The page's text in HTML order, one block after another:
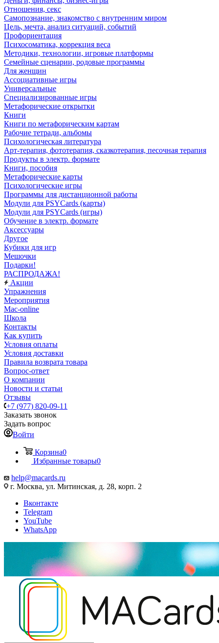
Отношения, секс
Самопознание, знакомство с внутренним миром
Цель, мечта, анализ ситуаций, событий
Профориентация
Психосоматика, коррекция веса
Методики, технологии, игровые платформы
Семейные сценарии, родовые программы
Для женщин
Ассоциативные игры
Универсальные
Специализированные игры
Метафорические открытки
Книги
Книги по метафорическим картам
Рабочие тетради, альбомы
Психологическая литература
Арт-терапия, фототерапия, сказкотерапия, песочная терапия
Продукты в электр. формате
Книги, пособия
Метафорические карты
Психологические игры
Программы для дистанционной работы
Модули для PSYCards (карты)
Модули для PSYCards (игры)
Обучение в электр. формате
Аксессуары
Другое
Кубики для игр
Мешочки
Подарки!
РАСПРОДАЖА!
Акции
Упражнения
Мероприятия
Mac-online
Школа
Контакты
Как купить
Условия оплаты
Условия доставки
Правила возврата товара
Вопрос-ответ
О компании
Новости и статьи
Отзывы
+7 (977) 820-09-11
Заказать звонок
Задать вопрос
Войти
Корзина0
Избранные товары0
help@macards.ru
г. Москва, ул. Митинская, д. 28, корп. 2
Вконтакте
Telegram
YouTube
WhatsApp